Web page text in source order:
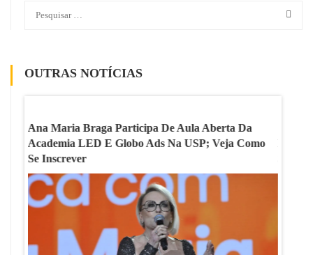
OUTRAS NOTÍCIAS
Ana Maria Braga Participa De Aula Aberta Da
Academia LED E Globo Ads Na USP; Veja Como
Se Inscrever